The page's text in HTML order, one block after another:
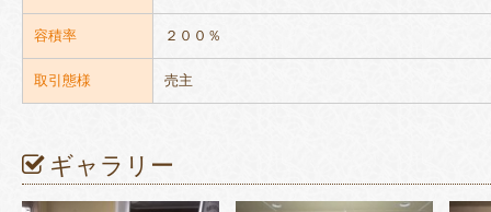
容積率 ２００％
取引態様 売主
ギャラリー